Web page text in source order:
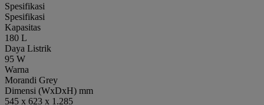
Spesifikasi
Spesifikasi
Kapasitas
180 L
Daya Listrik
95 W
Warna
Morandi Grey
Dimensi (WxDxH) mm
545 x 623 x 1.285